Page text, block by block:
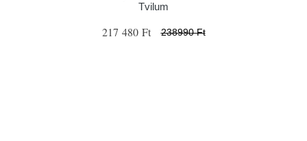
Tvilum
217 480 Ft 238990 Ft